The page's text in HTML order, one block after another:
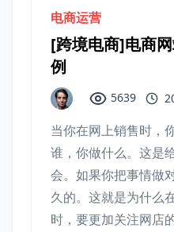
电商运营
[跨境电商]电商
例
5639
当你在网上销售时，
谁，你做什么。这是
会。如果你把事情做
久的。这就是为什么
时，要更加关注网店